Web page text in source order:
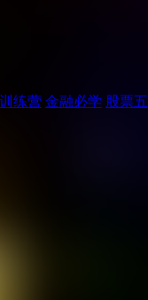
练营 金融必学 股票